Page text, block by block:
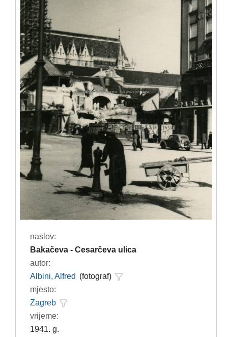
naslov:
Bakačeva - Cesarčeva ulica
autor:
Albini, Alfred (fotograf)
mjesto:
Zagreb
vrijeme:
1941. g.